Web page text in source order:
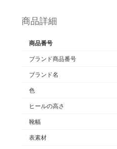
商品詳細
商品番号
ブランド商品番号
ブランド名
色
ヒールの高さ
靴幅
表素材